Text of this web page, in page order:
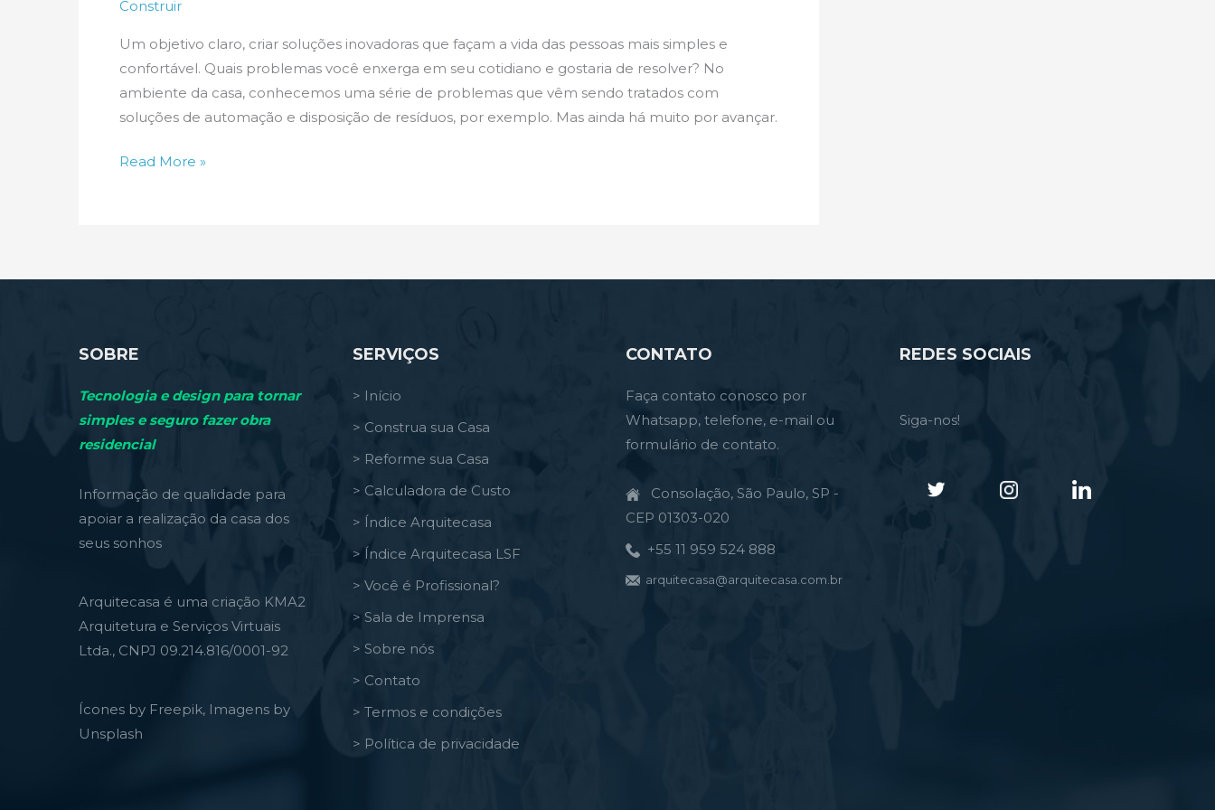
Construir
Um objetivo claro, criar soluções inovadoras que façam a vida das pessoas mais simples e
confortável. Quais problemas você enxerga em seu cotidiano e gostaria de resolver? No
ambiente da casa, conhecemos uma série de problemas que vêm sendo tratados com
soluções de automação e disposição de resíduos, por exemplo. Mas ainda há muito por avançar.
Problemas
Read More »
SOBRE
Tecnologia e design para tornar
simples e seguro fazer obra
residencial
Informação de qualidade para
apoiar a realização da casa dos
seus sonhos
Arquitecasa é uma criação KMA2
Arquitetura e Serviços Virtuais
Ltda., CNPJ 09.214.816/0001-92
Ícones by Freepik, Imagens by
Unsplash
SERVIÇOS
> Início
> Construa sua Casa
> Reforme sua Casa
> Calculadora de Custo
> Índice Arquitecasa
> Índice Arquitecasa LSF
> Você é Profissional?
> Sala de Imprensa
> Sobre nós
> Contato
> Termos e condições
> Política de privacidade
CONTATO
Faça contato conosco por
Whatsapp, telefone, e-mail ou
formulário de contato.
Consolação, São Paulo, SP -
CEP 01303-020
+55 11 959 524 888
arquitecasa@arquitecasa.com.br
REDES SOCIAIS
Siga-nos!